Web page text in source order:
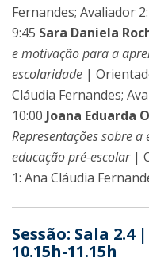
Fernandes; Avaliador
9:45 Sara Daniela
e motivação para a
escolaridade |
Cláudia Fernandes;
10:00 Joana Eduarda
Representações sobre
educação pré-escolar|
1: Ana Cláudia
Sessão: Sala 2.4
10.15h-11.15h